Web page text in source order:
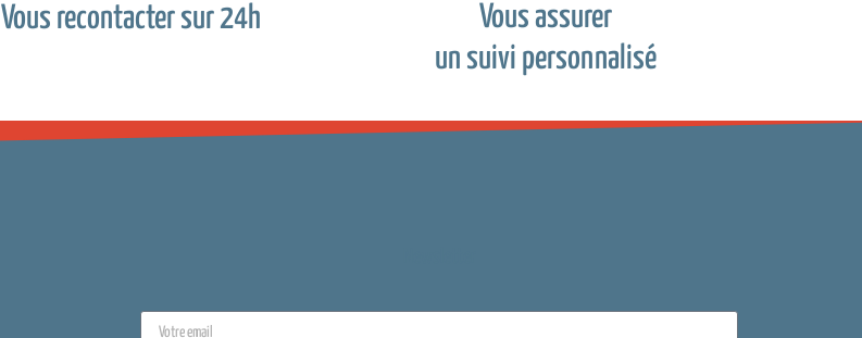
Vous recontacter sur 24h
Vous assurer
un suivi personnalisé